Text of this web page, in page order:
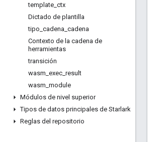
template ctx
Dictado de plantilla
tipo cadena cadena
Contexto de la cadena de
herramientas
transición
wasm exec result
wasm module
Módulos de nivel superior
Tipos de datos principales de Starlark
Reglas del repositorio